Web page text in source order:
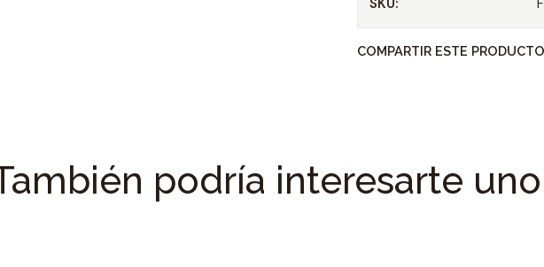
Tipo de dado :
Material fabricacion :
SKU:
COMPARTIR ESTE PRODUCTO
podría interesarte